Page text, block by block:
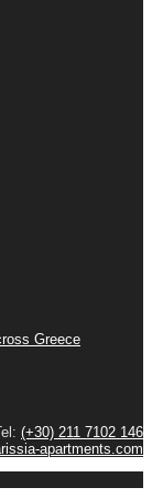
Greece
(+30) 211 7102 146
apartments.com